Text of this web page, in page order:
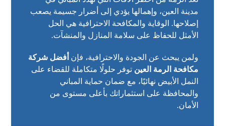
مدينة العين، وإهمالها يؤدي إلى أضرار جسيمة يصعب
إصلاحها. الوقاية والمكافحة الاحترافية هي الحل
الأمثل للحفاظ على سلامة المنازل والمنشآت.
ولمن يبحث عن الجودة والاحترافية، فإن أفضل شركة
مكافحة الرمة العين توفر حلولًا متكاملة للقضاء على
النمل الأبيض نهائيًا، مع ضمان حماية المباني
والمحافظة على استثماراتك بأعلى مستوى من
الأمان.